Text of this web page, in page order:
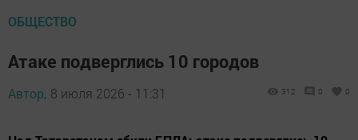
ОБЩЕСТВО
Атаке подверглись 10 городов
Автор, 8 июля 2026 - 11:31 312 0 0